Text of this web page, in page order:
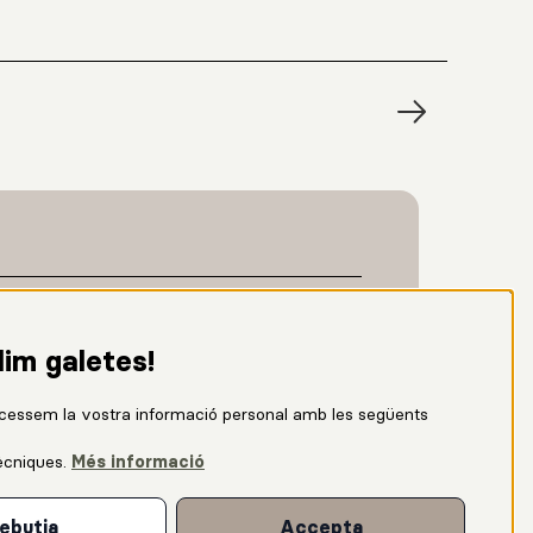
galetes!
la vostra informació personal amb les següents
. Més informació
Accepta